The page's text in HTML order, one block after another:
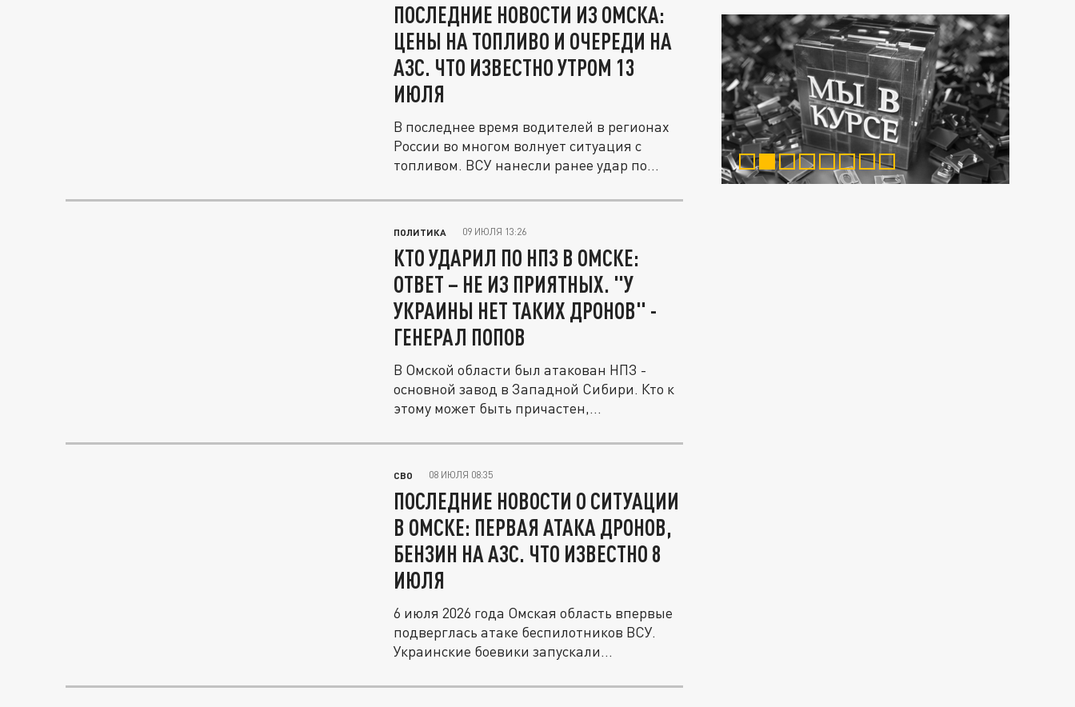
ПОСЛЕДНИЕ НОВОСТИ ИЗ ОМСКА:
ЦЕНЫ НА ТОПЛИВО И ОЧЕРЕДИ НА
АЗС. ЧТО ИЗВЕСТНО УТРОМ 13
ИЮЛЯ
В последнее время водителей в регионах
России во многом волнует ситуация с
топливом. ВСУ нанесли ранее удар по...
ПОЛИТИКА 09 ИЮЛЯ 13:26
КТО УДАРИЛ ПО НПЗ В ОМСКЕ:
ОТВЕТ – НЕ ИЗ ПРИЯТНЫХ. "У
УКРАИНЫ НЕТ ТАКИХ ДРОНОВ" -
ГЕНЕРАЛ ПОПОВ
В Омской области был атакован НПЗ -
основной завод в Западной Сибири. Кто к
этому может быть причастен,...
СВО 08 ИЮЛЯ 08:35
ПОСЛЕДНИЕ НОВОСТИ О СИТУАЦИИ
В ОМСКЕ: ПЕРВАЯ АТАКА ДРОНОВ,
БЕНЗИН НА АЗС. ЧТО ИЗВЕСТНО 8
ИЮЛЯ
6 июля 2026 года Омская область впервые
подверглась атаке беспилотников ВСУ.
Украинские боевики запускали...